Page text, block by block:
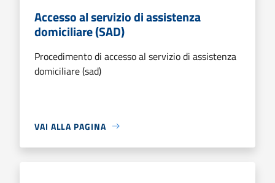
Accesso al servizio di assistenza
domiciliare (SAD)
Procedimento di accesso al servizio di assistenza
domiciliare (sad)
VAI ALLA PAGINA